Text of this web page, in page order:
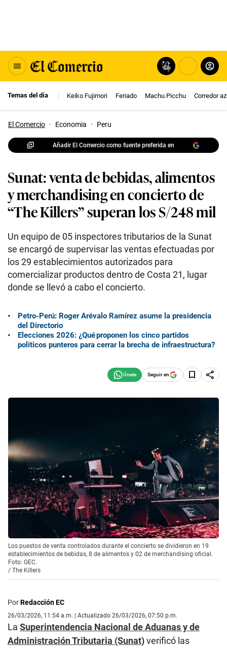
Temas del día Keiko Fujimori Feriado Machu Picchu Corredor
El Comercio · Economia · Peru
Añadir El Comercio como fuente preferida en
Sunat: venta de bebidas, alimentos
y merchandising en concierto de
“The Killers” superan los S/248 mil
Un equipo de 05 inspectores tributarios de la Sunat
se encargó de supervisar las ventas efectuadas por
los 29 establecimientos autorizados para
comercializar productos dentro de Costa 21, lugar
donde se llevó a cabo el concierto.
Petro-Perú: Roger Arévalo Ramírez asume la presidencia
del Directorio
Elecciones 2026: ¿Qué proponen los cinco partidos
políticos punteros para cerrar la brecha de infraestructura?
Seguir en
Los puestos de venta controlados durante el concierto se dividieron en 19
establecimientos de bebidas, 8 de alimentos y 02 de merchandising oficial.
Foto: GEC.
/ The Killers
PorRedacción EC
26/03/2026, 11:54 a.m. | Actualizado 26/03/2026, 07:50 p.m.
La Superintendencia Nacional de Aduanas y de
Administración Tributaria (Sunat)verificó las